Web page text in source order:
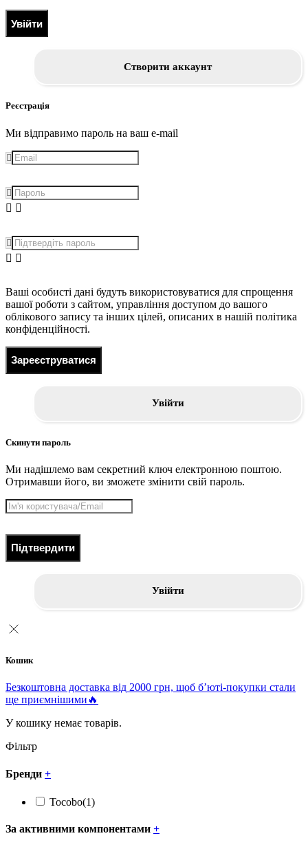
Увійти
Створити аккаунт
Реєстрація
Ми відправимо пароль на ваш e-mail
Ваші особисті дані будуть використовуватися для спрощення
вашої роботи з сайтом, управління доступом до вашого
облікового запису та інших цілей, описаних в нашій політика
конфіденційності.
Зареєструватися
Увійти
Скинути пароль
Ми надішлемо вам секретний ключ електронною поштою.
Отримавши його, ви зможете змінити свій пароль.
Підтвердити
Увійти
Кошик
Безкоштовна доставка від 2000 грн, щоб б’юті-покупки стали
ще приємнішими🔥
У кошику немає товарів.
Фільтр
Бренди +
Tocobo(1)
За активними компонентами +